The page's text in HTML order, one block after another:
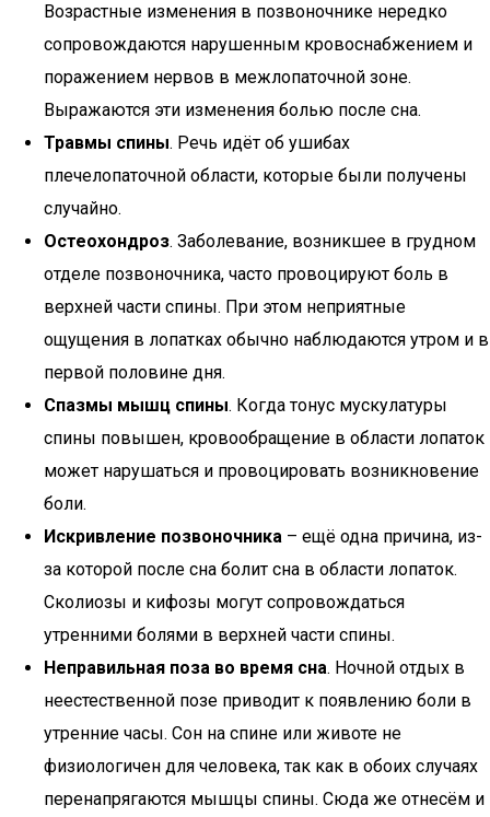
Возрастные изменения в позвоночнике нередко
сопровождаются нарушенным кровоснабжением и
поражением нервов в межлопаточной зоне.
Выражаются эти изменения болью после сна.
Травмы спины. Речь идёт об ушибах
плечелопаточной области, которые были получены
случайно.
Остеохондроз. Заболевание, возникшее в грудном
отделе позвоночника, часто провоцируют боль в
верхней части спины. При этом неприятные
ощущения в лопатках обычно наблюдаются утром и в
первой половине дня.
Спазмы мышц спины. Когда тонус мускулатуры
спины повышен, кровообращение в области лопаток
может нарушаться и провоцировать возникновение
боли.
Искривление позвоночника – ещё одна причина, из-
за которой после сна болит сна в области лопаток.
Сколиозы и кифозы могут сопровождаться
утренними болями в верхней части спины.
Неправильная поза во время сна. Ночной отдых в
неестественной позе приводит к появлению боли в
утренние часы. Сон на спине или животе не
физиологичен для человека, так как в обоих случаях
перенапрягаются мышцы спины. Сюда же отнесём и